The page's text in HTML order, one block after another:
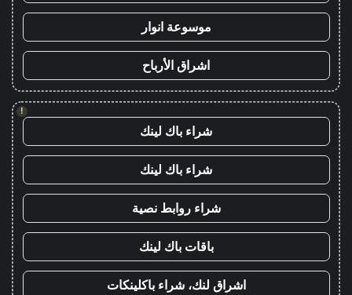
موسوعة انوار
اشراق الأرباح
!
شراء باك لينك
شراء باك لينك
شراء روابط نصية
باقات باك لينك
اشراق لنك، شراء باكلينكات